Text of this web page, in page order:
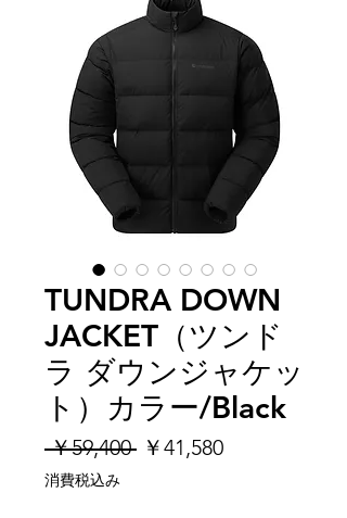
TUNDRA DOWN
JACKET（ツンド
ラ ダウンジャケッ
ト）カラー/Black
￥59,400 通￥41,580セ
消費税込み